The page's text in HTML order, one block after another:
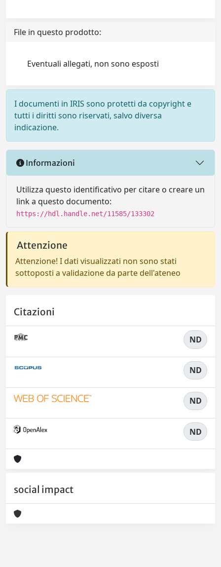
File in questo prodotto:
Eventuali allegati, non sono esposti
I documenti in IRIS sono protetti da copyright e
tutti i diritti sono riservati, salvo diversa
indicazione.
Informazioni
Utilizza questo identificativo per citare o creare un
link a questo documento:
https://hdl.handle.net/11585/133302
Attenzione
Attenzione! I dati visualizzati non sono stati
sottoposti a validazione da parte dell'ateneo
Citazioni
ND
ND
ND
ND
social impact